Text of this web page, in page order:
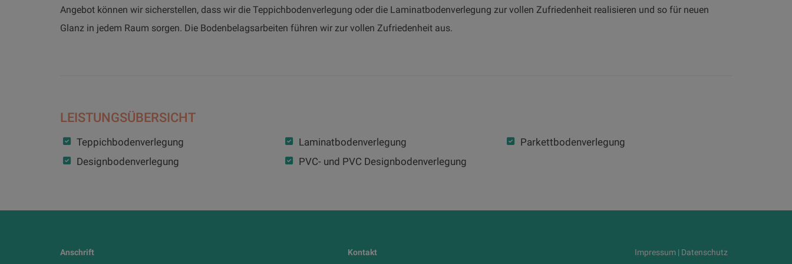
Angebot können wir sicherstellen, dass wir die Teppichbodenverlegung oder die Laminatbodenverlegung zur vollen Zufriedenheit realisieren und so für neuen
Glanz in jedem Raum sorgen. Die Bodenbelagsarbeiten führen wir zur vollen Zufriedenheit aus.
LEISTUNGSÜBERSICHT
Teppichbodenverlegung Laminatbodenverlegung
Parkettbodenverlegung
Designbodenverlegung
PVC- und PVC Designbodenverlegung
Anschrift
Kontakt
Impressum | Datenschutz